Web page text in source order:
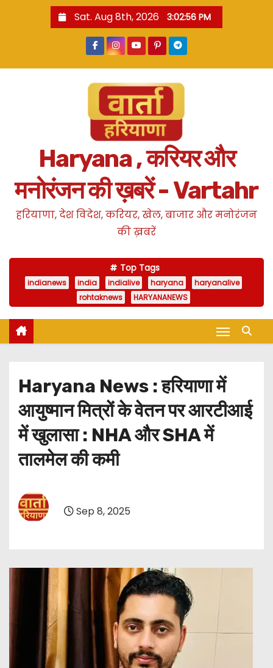
Sat. Aug 8th, 2026 3:02:57 PM
Haryana , करियर और
मनोरंजन की ख़बरें - Vartahr
हरियाणा, देश विदेश, करियर, खेल, बाजार और मनोरंजन
की ख़बरें
Top Tags
indianews india indialive haryana
haryanalive
rohtaknews
HARYANANEWS
Haryana News : हरियाणा में
आयुष्मान मित्रों के वेतन पर आरटीआई
में खुलासा : NHA और SHA में
तालमेल की कमी
Sep 8, 2025